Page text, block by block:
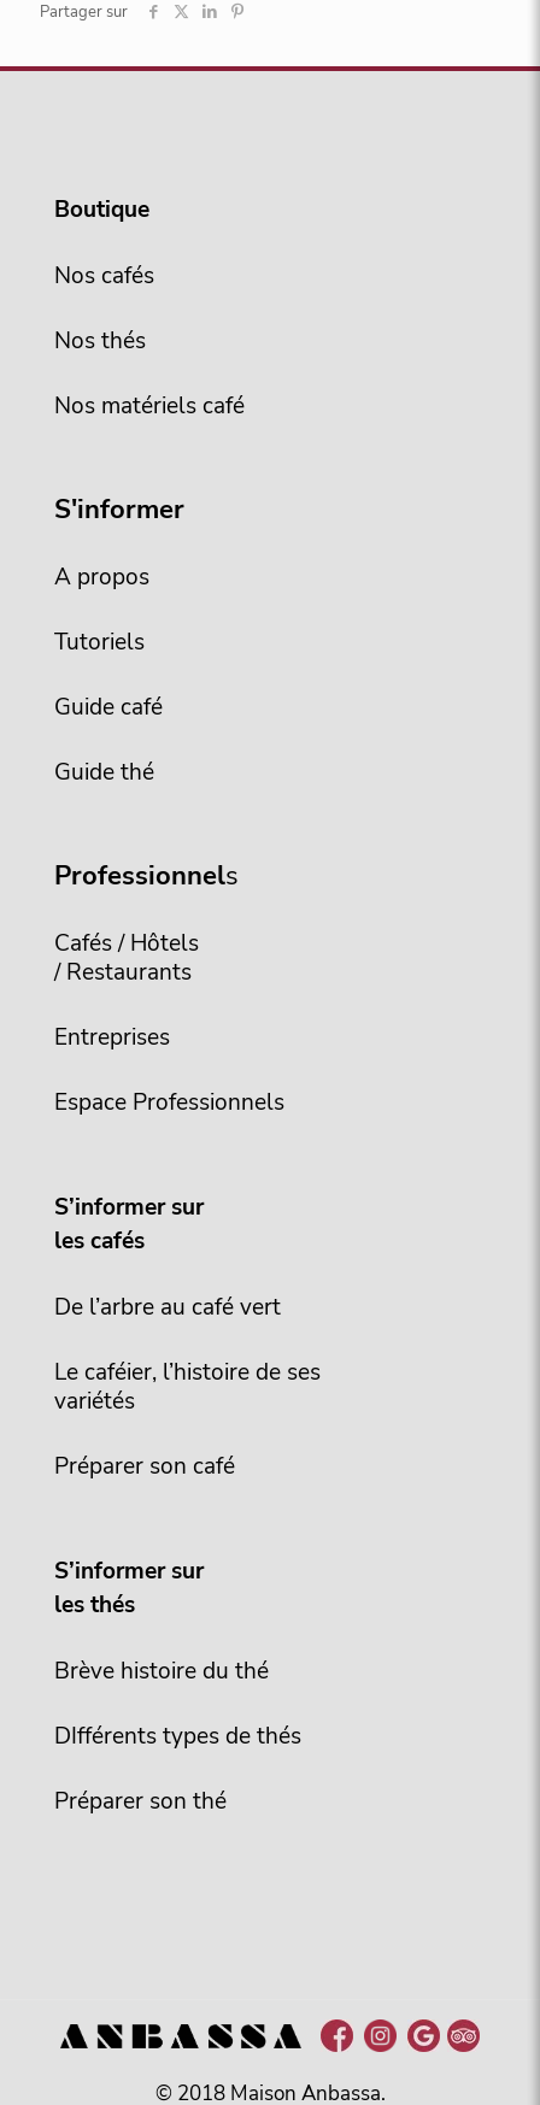
Partager sur
Boutique
Nos cafés
Nos thés
Nos matériels café
S'informer
A propos
Tutoriels
Guide café
Guide thé
Professionnels
Cafés / Hôtels
/ Restaurants
Entreprises
Espace Professionnels
S’informer sur
les cafés
De l’arbre au café vert
Le caféier, l’histoire de ses
variétés
Préparer son café
S’informer sur
les thés
Brève histoire du thé
DIfférents types de thés
Préparer son thé
© 2018 Maison Anbassa.